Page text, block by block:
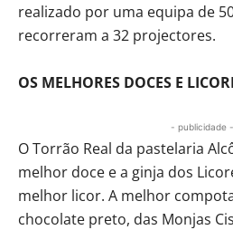
realizado por uma equipa de
recorreram a 32 projectores.
OS MELHORES DOCES E
- publicidade -
O Torrão Real da pastelaria
melhor doce e a ginja dos
melhor licor. A melhor
chocolate preto, das Monjas